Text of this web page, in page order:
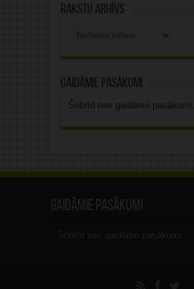
Rakstu arhīvs
Gaidāmie pasākumi
Šobrīd nav gaidāmo pasākumi.
Gaidāmie pasākumi
Šobrīd nav gaidāmo pasākumi.